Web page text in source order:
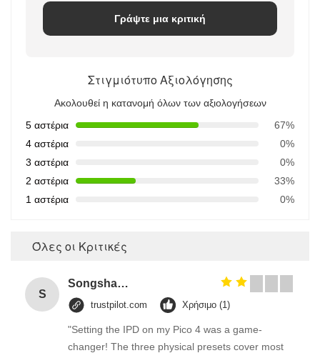
Γράψτε μια κριτική
Στιγμιότυπο Αξιολόγησης
Ακολουθεί η κατανομή όλων των αξιολογήσεων
5 αστέρια
67%
4 αστέρια
0%
3 αστέρια
0%
2 αστέρια
33%
1 αστέρια
0%
Όλες οι Κριτικές
S
Songshang
trustpilot.com Χρήσιμο (1)
"Setting the IPD on my Pico 4 was a game-
changer! The three physical presets cover most